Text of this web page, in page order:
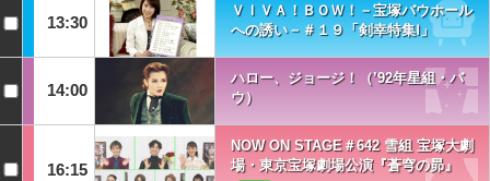
13:30
ＶＩＶＡ！ＢＯＷ！－宝塚バウホール
への誘い－＃１９「剣幸特集Ⅰ」
14:00
ハロー、ジョージ！（’92年星組・バ
ウ）
16:15
NOW ON STAGE＃642 雪組 宝塚大劇
場・東京宝塚劇場公演『蒼穹の昴』